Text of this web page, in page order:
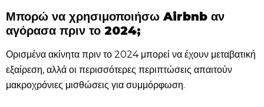
Μπορώ να χρησιμοποιήσω Airbnb αν
αγόρασα πριν το 2024;
Ορισμένα ακίνητα πριν το 2024 μπορεί να έχουν μεταβατική
εξαίρεση, αλλά οι περισσότερες περιπτώσεις απαιτούν
μακροχρόνιες μισθώσεις για συμμόρφωση.